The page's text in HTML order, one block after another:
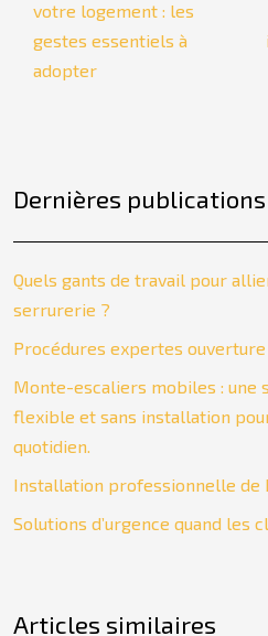
votre logement : les
gestes essentiels à
adopter
Dernières publications
Quels gants de travail pour
serrurerie ?
Procédures expertes
Monte-escaliers mobiles : une
flexible et sans installation
quotidien.
Installation professionnelle de
Solutions d’urgence quand les
Articles similaires